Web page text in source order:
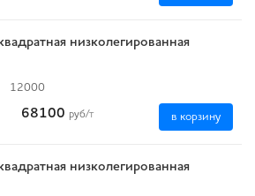
низколегированная
12000
68100 руб/т в корзину
низколегированная